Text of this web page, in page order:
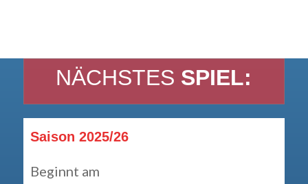
NÄCHSTES SPIEL:
Saison 2025/26
Beginnt am